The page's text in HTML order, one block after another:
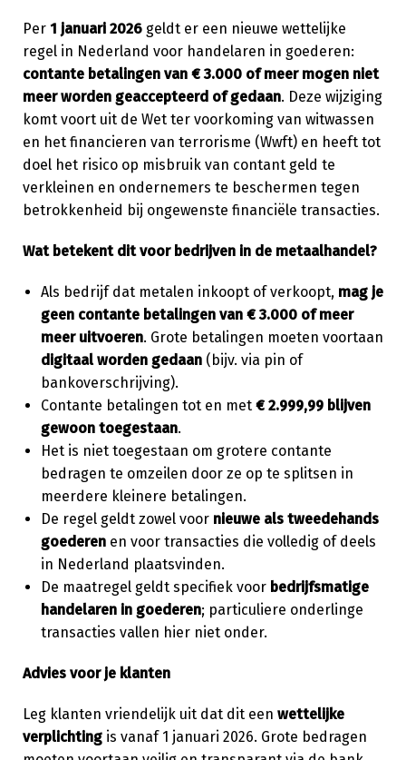
Per 1 januari 2026 geldt er een nieuwe wettelijke
regel in Nederland voor handelaren in goederen:
contante betalingen van € 3.000 of meer mogen niet
meer worden geaccepteerd of gedaan. Deze wijziging
komt voort uit de Wet ter voorkoming van witwassen
en het financieren van terrorisme (Wwft) en heeft tot
doel het risico op misbruik van contant geld te
verkleinen en ondernemers te beschermen tegen
betrokkenheid bij ongewenste financiële transacties.
Wat betekent dit voor bedrijven in de metaalhandel?
Als bedrijf dat metalen inkoopt of verkoopt, mag je
geen contante betalingen van € 3.000 of meer
meer uitvoeren. Grote betalingen moeten voortaan
digitaal worden gedaan (bijv. via pin of
bankoverschrijving).
Contante betalingen tot en met € 2.999,99 blijven
gewoon toegestaan.
Het is niet toegestaan om grotere contante
bedragen te omzeilen door ze op te splitsen in
meerdere kleinere betalingen.
De regel geldt zowel voor nieuwe als tweedehands
goederen en voor transacties die volledig of deels
in Nederland plaatsvinden.
De maatregel geldt specifiek voor bedrijfsmatige
handelaren in goederen; particuliere onderlinge
transacties vallen hier niet onder.
Advies voor je klanten
Leg klanten vriendelijk uit dat dit een wettelijke
verplichting is vanaf 1 januari 2026. Grote bedragen